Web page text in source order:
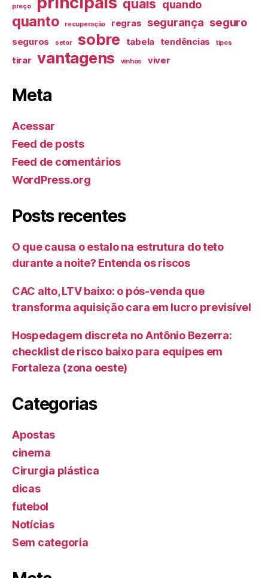
preço quais quando
quanto recuperação regras segurança seguro
seguros setor sobre tabela tendências tipos
tirar vantagens vinhos viver
Meta
Acessar
Feed de posts
Feed de comentários
WordPress.org
Posts recentes
O que causa o estalo na estrutura do teto
durante a noite? Entenda os riscos
CAC alto, LTV baixo: o pós-venda que
transforma aquisição cara em lucro previsível
Hospedagem discreta no Antônio Bezerra:
checklist de risco baixo para equipes em
Fortaleza (zona oeste)
Categorias
Apostas
cinema
Cirurgia plástica
dicas
futebol
Notícias
Sem categoria